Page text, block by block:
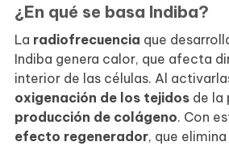
¿En qué se basa Indiba?
La radiofrecuencia que
Indiba genera calor, que afecta
interior de las células. Al
oxigenación de los tejidos de la
producción de colágeno. Con
efecto regenerador, que